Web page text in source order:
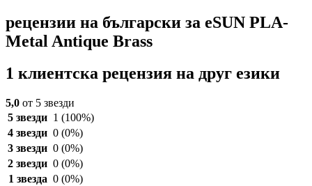
рецензии на български за eSUN PLA-
Metal Antique Brass
1 клиентска рецензия на друг езики
5,0 от 5 звезди
5 звезди 1 (100%)
4 звезди 0 (0%)
3 звезди 0 (0%)
2 звезди 0 (0%)
1 звезда 0 (0%)